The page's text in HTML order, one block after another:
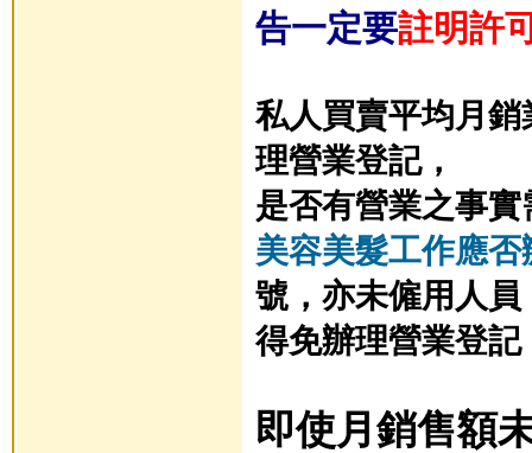
告一定要註明許
私人買賣平均月
理營業登記，
是否有營業之事實
美容美髮工作應
號，亦未僱用人
得免辦理營業登
即使月銷售額